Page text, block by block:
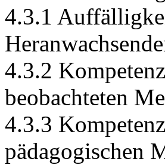
4.3.1
4.3.2
beobachteten
4.3.3
pädagogischen